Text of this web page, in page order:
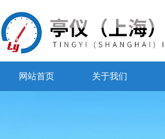
网站首页 关于我们